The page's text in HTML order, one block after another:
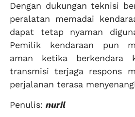
Dengan dukungan teknisi
peralatan memadai
dapat tetap nyaman
Pemilik kendaraan pun
aman ketika berkendara
transmisi terjaga respons
perjalanan terasa
Penulis: nuril